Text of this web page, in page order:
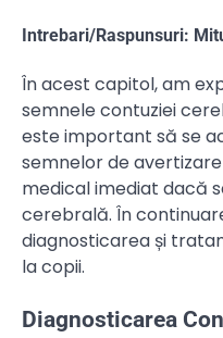
Intrebari/Raspunsuri:
În acest capitol, am
semnele contuziei
este important să se
semnelor de
medical imediat dacă
cerebrală. În
diagnosticarea și
la copii.
Diagnosticarea